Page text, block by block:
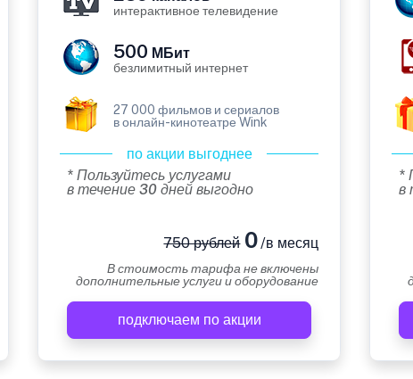
интерактивное телевидение
500 МБит
безлимитный интернет
27 000 фильмов и сериалов
в онлайн-кинотеатре Wink
по акции выгоднее
* Пользуйтесь услугами
в течение 30 дней выгодно
750 рублей0/в месяц
В стоимость тарифа не включены
дополнительные услуги и оборудование
подключаем по акции
*
в